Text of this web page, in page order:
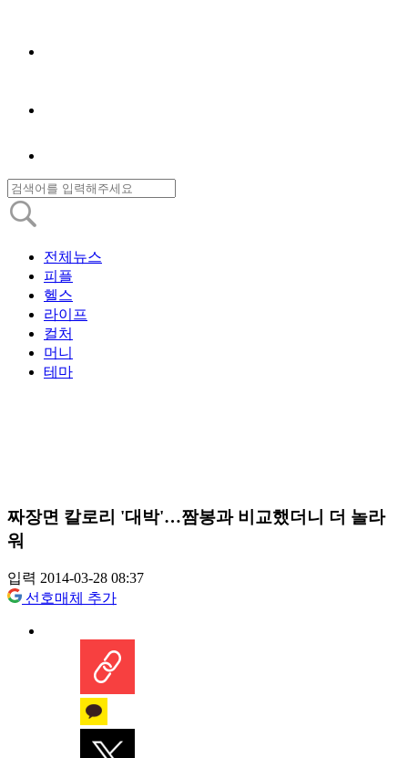
전체뉴스
피플
헬스
라이프
컬처
머니
테마
짜장면 칼로리 '대박'…짬봉과 비교했더니 더 놀라
워
입력 2014-03-28 08:37
선호매체 추가